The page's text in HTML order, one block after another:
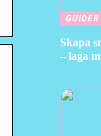
GUIDER
Skapa
– laga